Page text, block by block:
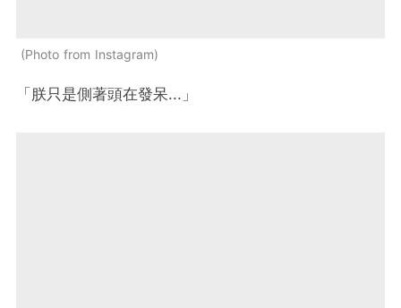
Photo from Instagram
「朕只是側著頭在發呆...」